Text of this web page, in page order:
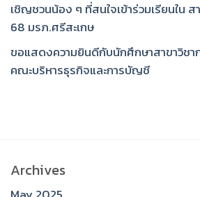
เชิญชวนน้อง ๆ ที่สนใจเข้าร่วมเรียนใน ส
68 มรภ.ศรีสะเกษ
ขอแสดงความยินดีกับนักศึกษาสาขาวิชา
คณะบริหารธุรกิจและการบัญชี
Archives